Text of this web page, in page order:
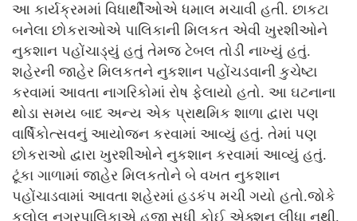
આ કાર્યક્રમમાં વિધાર્થીઓએ ધમાલ મચાવી હતી. છાકટા
બનેલા છોકરાઓએ પાલિકાની મિલકત એવી ખુરશીઓને
નુકશાન પહોંચાડ્યું હતું તેમજ ટેબલ તોડી નાખ્યું હતું.
શહેરની જાહેર મિલકતને નુકશાન પહોંચડવાની કુચેષ્ટા
કરવામાં આવતા નાગરિકોમાં રોષ ફેલાયો હતો. આ ઘટનાના
થોડા સમય બાદ અન્ય એક પ્રાથમિક શાળા દ્વારા પણ
વાર્ષિકોત્સવનું આયોજન કરવામાં આવ્યું હતું. તેમાં પણ
છોકરાઓ દ્વારા ખુરશીઓને નુકશાન કરવામાં આવ્યું હતું.
ટૂંકા ગાળામાં જાહેર મિલકતોને બે વખત નુકશાન
પહોંચાડવામાં આવતા શહેરમાં હડકંપ મચી ગયો હતો.જોકે
કલોલ નગરપાલિકાએ હજી સુધી કોઈ એક્શન લીધા નથી.